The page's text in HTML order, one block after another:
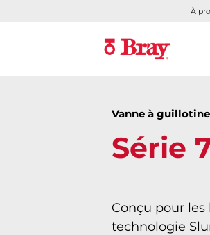
À
Vanne à
Série
Conçu pour les
technologie